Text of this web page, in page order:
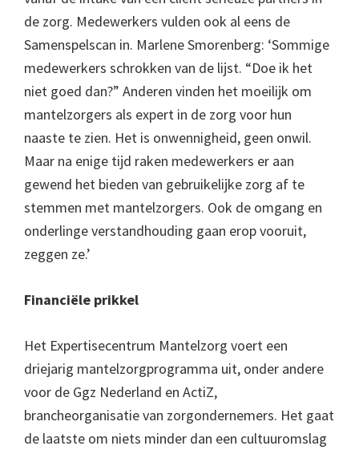
de zorg. Medewerkers vulden ook al eens de
Samenspelscan in. Marlene Smorenberg: ‘Sommige
medewerkers schrokken van de lijst. “Doe ik het
niet goed dan?” Anderen vinden het moeilijk om
mantelzorgers als expert in de zorg voor hun
naaste te zien. Het is onwennigheid, geen onwil.
Maar na enige tijd raken medewerkers er aan
gewend het bieden van gebruikelijke zorg af te
stemmen met mantelzorgers. Ook de omgang en
onderlinge verstandhouding gaan erop vooruit,
zeggen ze.’
Financiële prikkel
Het Expertisecentrum Mantelzorg voert een
driejarig mantelzorgprogramma uit, onder andere
voor de Ggz Nederland en ActiZ,
brancheorganisatie van zorgondernemers. Het gaat
de laatste om niets minder dan een cultuuromslag